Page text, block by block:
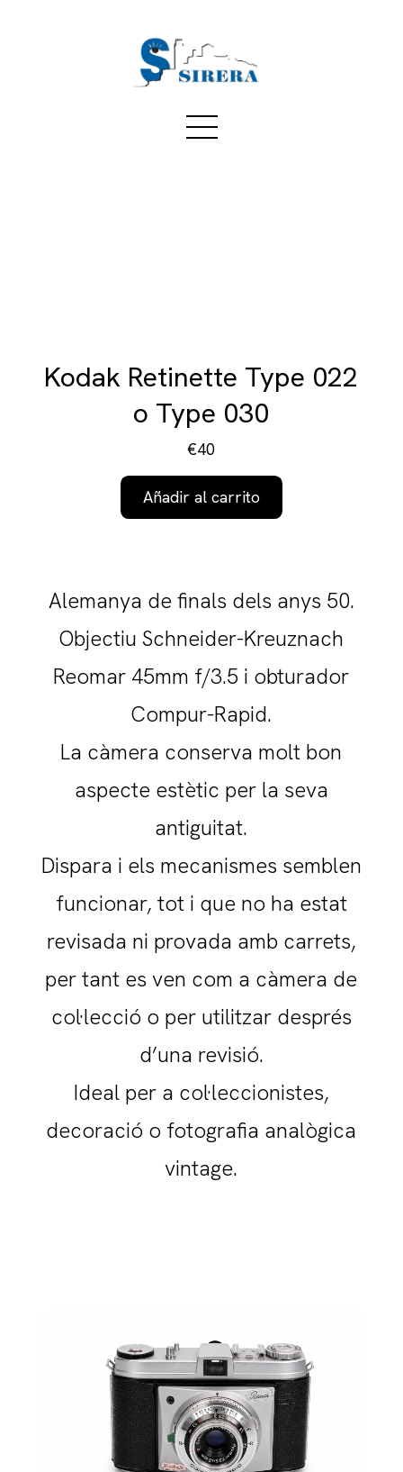
Kodak Retinette Type 022
o Type 030
€40
Añadir al carrito
Alemanya de finals dels anys 50.
Objectiu Schneider-Kreuznach
Reomar 45mm f/3.5 i obturador
Compur-Rapid.
La càmera conserva molt bon
aspecte estètic per la seva
antiguitat.
Dispara i els mecanismes semblen
funcionar, tot i que no ha estat
revisada ni provada amb carrets,
per tant es ven com a càmera de
col·lecció o per utilitzar després
d’una revisió.
Ideal per a col·leccionistes,
decoració o fotografia analògica
vintage.